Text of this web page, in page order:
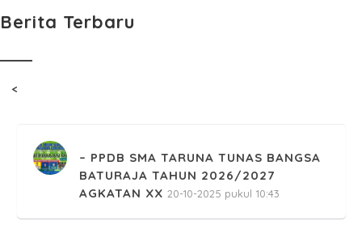
Berita Terbaru
<
PPDB SMA TARUNA TUNAS BANGSA
BATURAJA TAHUN 2026/2027
AGKATAN XX 20-10-2025 pukul 10:43